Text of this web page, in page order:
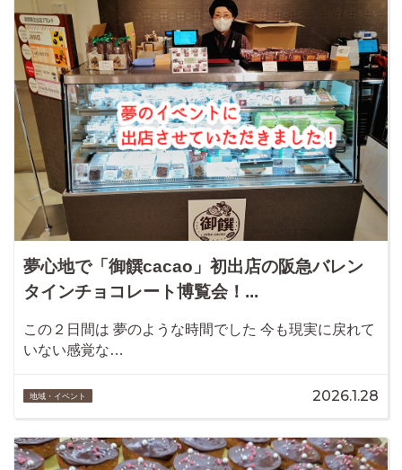
夢心地で「御饌cacao」初出店の阪急バレン
タインチョコレート博覧会！...
この２日間は 夢のような時間でした 今も現実に戻れて
いない感覚な…
地域・イベント 2026.1.28